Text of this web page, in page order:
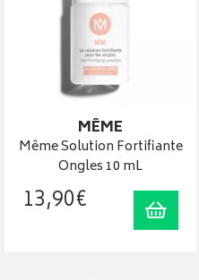
MÊME
Même Solution Fortifiante
Ongles 10 mL
13,90€